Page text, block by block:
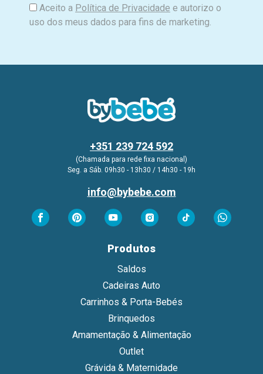
Aceito a Política de Privacidade e autorizo o
uso dos meus dados para fins de marketing.
+351 239 724 592
(Chamada para rede fixa nacional)
Seg. a Sáb. 09h30 - 13h30 / 14h30 - 19h
info@bybebe.com
Produtos
Saldos
Cadeiras Auto
Carrinhos & Porta-Bebés
Brinquedos
Amamentação & Alimentação
Outlet
Grávida & Maternidade